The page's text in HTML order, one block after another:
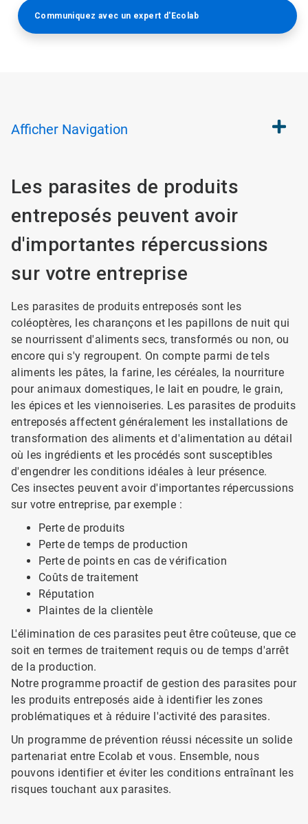
Communiquez avec un expert d'Ecolab
Afficher Navigation
Les parasites de produits
entreposés peuvent avoir
d'importantes répercussions
sur votre entreprise
Les parasites de produits entreposés sont les
coléoptères, les charançons et les papillons de nuit qui
se nourrissent d'aliments secs, transformés ou non, ou
encore qui s'y regroupent. On compte parmi de tels
aliments les pâtes, la farine, les céréales, la nourriture
pour animaux domestiques, le lait en poudre, le grain,
les épices et les viennoiseries. Les parasites de produits
entreposés affectent généralement les installations de
transformation des aliments et d'alimentation au détail
où les ingrédients et les procédés sont susceptibles
d'engendrer les conditions idéales à leur présence.
Ces insectes peuvent avoir d'importantes répercussions
sur votre entreprise, par exemple :
Perte de produits
Perte de temps de production
Perte de points en cas de vérification
Coûts de traitement
Réputation
Plaintes de la clientèle
L'élimination de ces parasites peut être coûteuse, que ce
soit en termes de traitement requis ou de temps d'arrêt
de la production.
Notre programme proactif de gestion des parasites pour
les produits entreposés aide à identifier les zones
problématiques et à réduire l'activité des parasites.
Un programme de prévention réussi nécessite un solide
partenariat entre Ecolab et vous. Ensemble, nous
pouvons identifier et éviter les conditions entraînant les
risques touchant aux parasites.